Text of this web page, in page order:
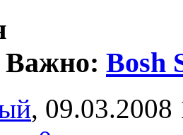
Важно: Bosh
, 09.03.2008